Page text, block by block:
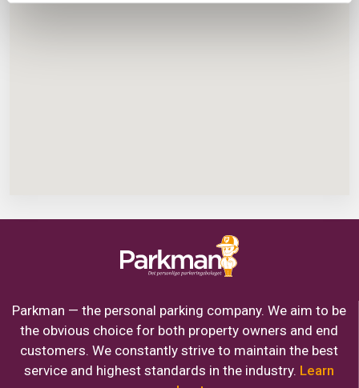
Parkman — the personal parking company. We aim to be
the obvious choice for both property owners and end
customers. We constantly strive to maintain the best
service and highest standards in the industry. Learn